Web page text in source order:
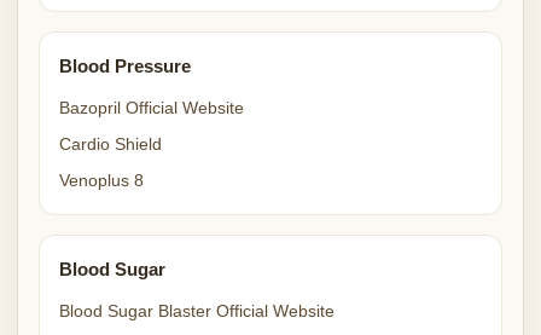
Blood Pressure
Bazopril Official Website
Cardio Shield
Venoplus 8
Blood Sugar
Blood Sugar Blaster Official Website